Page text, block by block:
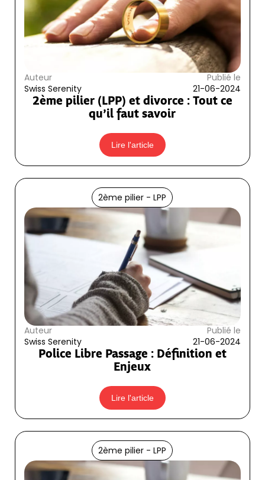
Auteur
Swiss Serenity
Publié le
21-06-2024
2ème pilier (LPP) et divorce : Tout ce
qu’il faut savoir
Lire l'article
2ème pilier - LPP
Auteur
Swiss Serenity
Publié le
21-06-2024
Police Libre Passage : Définition et
Enjeux
Lire l'article
2ème pilier - LPP